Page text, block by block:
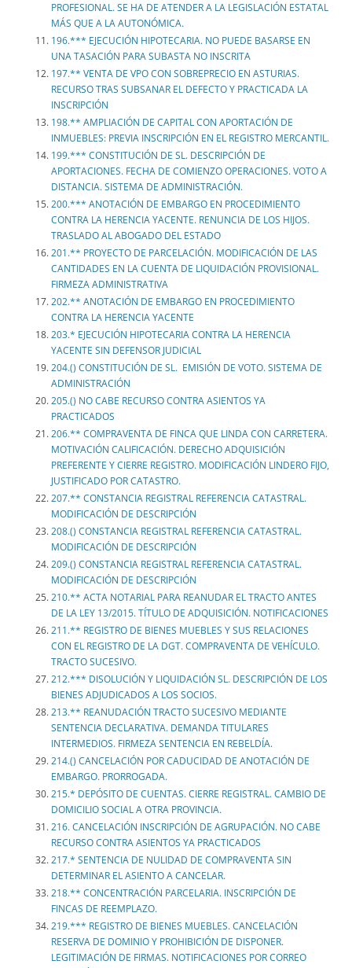
PROFESIONAL. SE HA DE ATENDER A LA LEGISLACIÓN ESTATAL
MÁS QUE A LA AUTONÓMICA.
196.*** EJECUCIÓN HIPOTECARIA. NO PUEDE BASARSE EN
UNA TASACIÓN PARA SUBASTA NO INSCRITA
197.** VENTA DE VPO CON SOBREPRECIO EN ASTURIAS.
RECURSO TRAS SUBSANAR EL DEFECTO Y PRACTICADA LA
INSCRIPCIÓN
198.** AMPLIACIÓN DE CAPITAL CON APORTACIÓN DE
INMUEBLES: PREVIA INSCRIPCIÓN EN EL REGISTRO MERCANTIL.
199.*** CONSTITUCIÓN DE SL. DESCRIPCIÓN DE
APORTACIONES. FECHA DE COMIENZO OPERACIONES. VOTO A
DISTANCIA. SISTEMA DE ADMINISTRACIÓN.
200.*** ANOTACIÓN DE EMBARGO EN PROCEDIMIENTO
CONTRA LA HERENCIA YACENTE. RENUNCIA DE LOS HIJOS.
TRASLADO AL ABOGADO DEL ESTADO
201.** PROYECTO DE PARCELACIÓN. MODIFICACIÓN DE LAS
CANTIDADES EN LA CUENTA DE LIQUIDACIÓN PROVISIONAL.
FIRMEZA ADMINISTRATIVA
202.** ANOTACIÓN DE EMBARGO EN PROCEDIMIENTO
CONTRA LA HERENCIA YACENTE
203.* EJECUCIÓN HIPOTECARIA CONTRA LA HERENCIA
YACENTE SIN DEFENSOR JUDICIAL
204.() CONSTITUCIÓN DE SL. EMISIÓN DE VOTO. SISTEMA DE
ADMINISTRACIÓN
205.() NO CABE RECURSO CONTRA ASIENTOS YA
PRACTICADOS
206.** COMPRAVENTA DE FINCA QUE LINDA CON CARRETERA.
MOTIVACIÓN CALIFICACIÓN. DERECHO ADQUISICIÓN
PREFERENTE Y CIERRE REGISTRO. MODIFICACIÓN LINDERO FIJO,
JUSTIFICADO POR CATASTRO.
207.** CONSTANCIA REGISTRAL REFERENCIA CATASTRAL.
MODIFICACIÓN DE DESCRIPCIÓN
208.() CONSTANCIA REGISTRAL REFERENCIA CATASTRAL.
MODIFICACIÓN DE DESCRIPCIÓN
209.() CONSTANCIA REGISTRAL REFERENCIA CATASTRAL.
MODIFICACIÓN DE DESCRIPCIÓN
210.** ACTA NOTARIAL PARA REANUDAR EL TRACTO ANTES
DE LA LEY 13/2015. TÍTULO DE ADQUISICIÓN. NOTIFICACIONES
211.** REGISTRO DE BIENES MUEBLES Y SUS RELACIONES
CON EL REGISTRO DE LA DGT. COMPRAVENTA DE VEHÍCULO.
TRACTO SUCESIVO.
212.*** DISOLUCIÓN Y LIQUIDACIÓN SL. DESCRIPCIÓN DE LOS
BIENES ADJUDICADOS A LOS SOCIOS.
213.** REANUDACIÓN TRACTO SUCESIVO MEDIANTE
SENTENCIA DECLARATIVA. DEMANDA TITULARES
INTERMEDIOS. FIRMEZA SENTENCIA EN REBELDÍA.
214.() CANCELACIÓN POR CADUCIDAD DE ANOTACIÓN DE
EMBARGO. PRORROGADA.
215.* DEPÓSITO DE CUENTAS. CIERRE REGISTRAL. CAMBIO DE
DOMICILIO SOCIAL A OTRA PROVINCIA.
216. CANCELACIÓN INSCRIPCIÓN DE AGRUPACIÓN. NO CABE
RECURSO CONTRA ASIENTOS YA PRACTICADOS
217.* SENTENCIA DE NULIDAD DE COMPRAVENTA SIN
DETERMINAR EL ASIENTO A CANCELAR.
218.** CONCENTRACIÓN PARCELARIA. INSCRIPCIÓN DE
FINCAS DE REEMPLAZO.
219.*** REGISTRO DE BIENES MUEBLES. CANCELACIÓN
RESERVA DE DOMINIO Y PROHIBICIÓN DE DISPONER.
LEGITIMACIÓN DE FIRMAS. NOTIFICACIONES POR CORREO